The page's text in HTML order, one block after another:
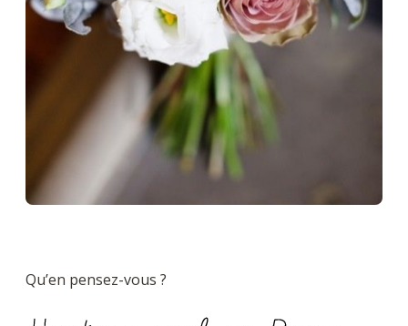
Qu’en pensez-vous ?